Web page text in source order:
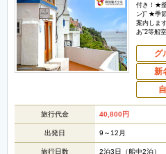
付き！★
ン)” ★季
案内しま
あ”2等船
グ
新
旅行代金 40,800円
出発日 9～12月
旅行日数 2泊3日（船中2泊）